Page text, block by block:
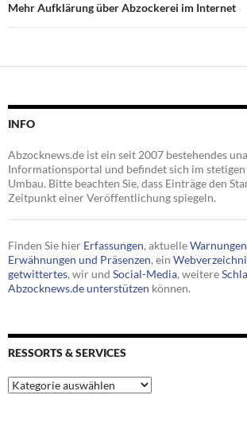
Mehr Aufklärung über Abzockerei im Internet
INFO
Abzocknews.de ist ein seit 2007 bestehendes
Informationsportal und befindet sich im stetigen
Umbau. Bitte beachten Sie, dass Einträge den
Zeitpunkt einer Veröffentlichung spiegeln.
Finden Sie hier Erfassungen, aktuelleWarnungen
Erwähnungen und Präsenzen, ein
getwittertes, wir und Social-Media, weitere
Abzocknews.de unterstützen können.
RESSORTS & SERVICES
Ressorts
&